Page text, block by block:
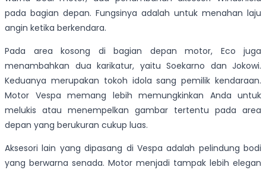
pada bagian depan. Fungsinya adalah untuk menahan laju
angin ketika berkendara.
Pada area kosong di bagian depan motor, Eco juga
menambahkan dua karikatur, yaitu Soekarno dan Jokowi.
Keduanya merupakan tokoh idola sang pemilik kendaraan.
Motor Vespa memang lebih memungkinkan Anda untuk
melukis atau menempelkan gambar tertentu pada area
depan yang berukuran cukup luas.
Aksesori lain yang dipasang di Vespa adalah pelindung bodi
yang berwarna senada. Motor menjadi tampak lebih elegan